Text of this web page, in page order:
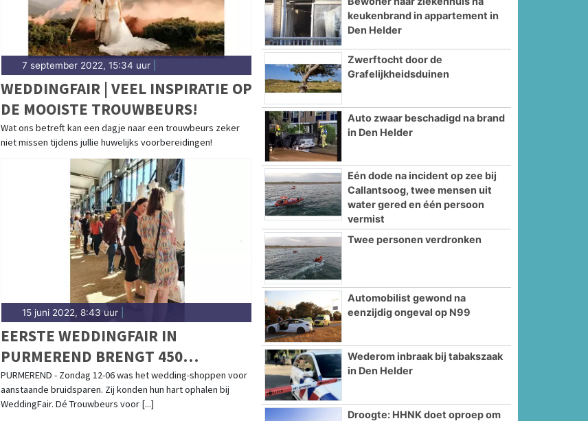
7 september 2022, 15:34 uur|
WEDDINGFAIR | VEEL INSPIRATIE OP
DE MOOISTE TROUWBEURS!
Wat ons betreft kan een dagje naar een trouwbeurs zeker
niet missen tijdens jullie huwelijks voorbereidingen!
15 juni 2022, 8:43 uur|
EERSTE WEDDINGFAIR IN
PURMEREND BRENGT 450
BEZOEKERS NAAR DE MARKTHAL
PURMEREND - Zondag 12-06 was het wedding-shoppen voor
aanstaande bruidsparen. Zij konden hun hart ophalen bij
WeddingFair. Dé Trouwbeurs voor [...]
keukenbrand in appartement in
Den Helder
Zwerftocht door de
Grafelijkheidsduinen
Auto zwaar beschadigd na brand
in Den Helder
Eén dode na incident op zee bij
Callantsoog, twee mensen uit
water gered en één persoon
vermist
Twee personen verdronken
Automobilist gewond na
eenzijdig ongeval op N99
Wederom inbraak bij tabakszaak
in Den Helder
Droogte: HHNK doet oproep om